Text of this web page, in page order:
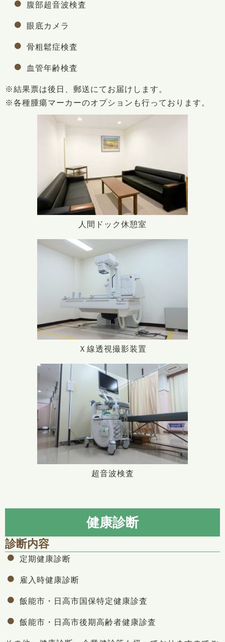
腹部超音波検査
眼底カメラ
骨粗鬆症検査
血管年齢検査
※結果票は後日、郵送にてお届けします。
※各種腫瘍マーカーのオプションも行っております。
人間ドック休憩室
Ｘ線透視撮影装置
超音波検査
健康診断
診断内容
定期健康診断
雇入時健康診断
飯能市・日高市国保特定健康診査
飯能市・日高市後期高齢者健康診査